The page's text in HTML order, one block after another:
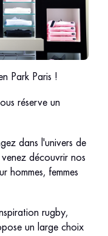
Park Paris !
réserve un
dans l'univers de
découvrir nos
hommes, femmes
rugby,
un large choix